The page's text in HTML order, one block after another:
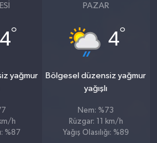
4°
yağmur
h
%87
PAZAR
4°
Bölgesel düzensiz yağmur
yağışlı
Nem: %73
Rüzgar: 11 km/h
Yağış Olasılığı: %89